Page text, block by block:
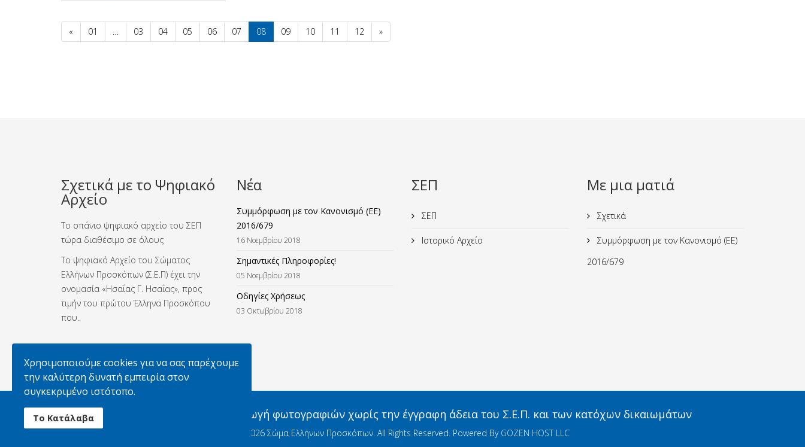
« 01 03 04 05 06 07 08 09 10 11 12 »
Σχετικά με το Ψηφιακό
Αρχείο
Το σπάνιο ψηφιακό αρχείο του ΣΕΠ
τώρα διαθέσιμο σε όλους
Το ψηφιακό Αρχείο του Σώματος
Ελλήνων Προσκόπων (Σ.Ε.Π) έχει την
ονομασία «Ησαΐας Γ. Ησαΐας», προς
τιμήν του πρώτου Έλληνα Προσκόπου
που..
Νέα
Συμμόρφωση με τον Κανονισμό (ΕΕ)
2016/679
16 Νοεμβρίου 2018
Σημαντικές Πληροφορίες!
05 Νοεμβρίου 2018
Οδηγίες Χρήσεως
03 Οκτωβρίου 2018
ΣΕΠ
ΣΕΠ
Ιστορικό Αρχείο
Με μια ματιά
Σχετικά
Συμμόρφωση με τον Κανονισμό (ΕΕ)
2016/679
Απαγορεύεται η αναπαραγωγή φωτογραφιών χωρίς την έγγραφη άδεια του Σ.Ε.Π. και των κατόχων δικαιωμάτων
© 2026 Σώμα Ελλήνων Προσκόπων. All Rights Reserved. Powered By GOZEN HOST LLC
Χρησιμοποιούμε cookies για να σας παρέχουμε
την καλύτερη δυνατή εμπειρία στον
συγκεκριμένο ιστότοπο.
Το Κατάλαβα